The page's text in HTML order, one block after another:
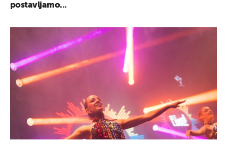
postavljamo...